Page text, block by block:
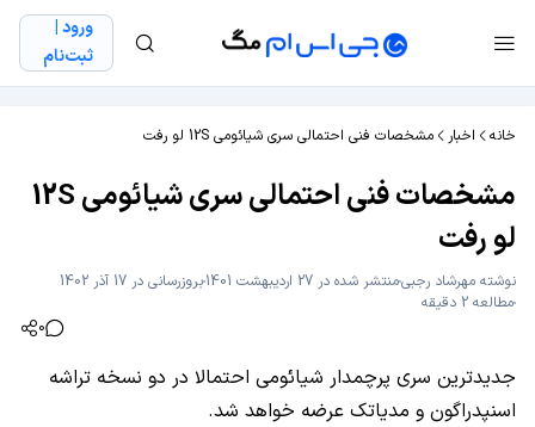
ورود |
ثبت‌نام
خانه اخبار مشخصات فنی احتمالی سری شیائومی 12S لو رفت
مشخصات فنی احتمالی سری شیائومی 12S
لو رفت
نوشته مهرشاد رجبیمنتشر شده در 27 اردیبهشت 1401
بروزرسانی در 17 آذر 1402
مطالعه 2 دقیقه
0
جدیدترین سری پرچمدار شیائومی احتمالا در دو نسخه تراشه
اسنپدراگون و مدیاتک عرضه خواهد شد.